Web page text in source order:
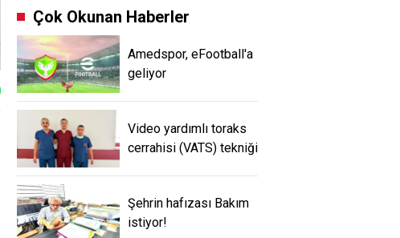
Çok Okunan Haberler
Amedspor, eFootball'a
geliyor
Video yardımlı toraks
cerrahisi (VATS) tekniği
Şehrin hafızası Bakım
istiyor!